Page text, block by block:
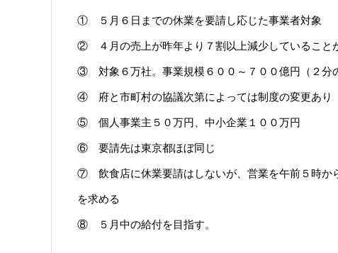
① ５月６日までの休業を要請し応じた事業者対象
② ４月の売上が昨年より７割以上減少していること
③ 対象６万社。事業規模６００～７００億円（２分
④ 府と市町村の協議次第によっては制度の変更あり
⑤ 個人事業主５０万円、中小企業１００万円
⑥ 要請先は東京都ほぼ同じ
⑦ 飲食店に休業要請はしないが、営業を午前５時か
を求める
⑧ ５月中の給付を目指す。